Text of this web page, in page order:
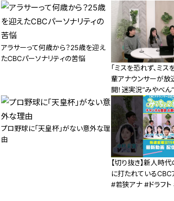
アラサーって何歳から？25歳を迎え
たCBCパーソナリティの苦悩
「ミスを恐れず、ミス
輩アナウンサーが放
開！迷実況“みやべ
当てられるのか！？
プロ野球に「天皇杯」がない意外な理
由
【切り抜き】新人時
に打たれているCBC
#若狭アナ #ドラフ